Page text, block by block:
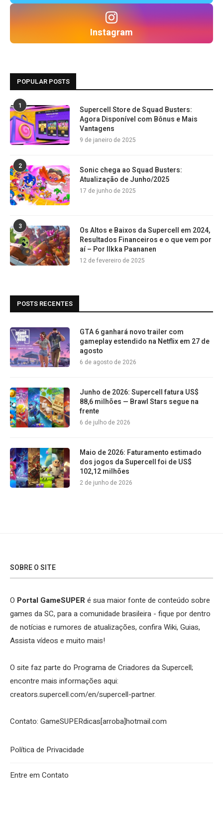
Instagram
POPULAR POSTS
1
Supercell Store de Squad Busters:
Agora Disponível com Bônus e Mais
Vantagens
9 de janeiro de 2025
2
Sonic chega ao Squad Busters:
Atualização de Junho/2025
17 de junho de 2025
3
Os Altos e Baixos da Supercell em 2024,
Resultados Financeiros e o que vem por
aí – Por Ilkka Paananen
12 de fevereiro de 2025
POSTS RECENTES
GTA 6 ganhará novo trailer com
gameplay estendido na Netflix em 27 de
agosto
6 de agosto de 2026
Junho de 2026: Supercell fatura US$
88,6 milhões — Brawl Stars segue na
frente
6 de julho de 2026
Maio de 2026: Faturamento estimado
dos jogos da Supercell foi de US$
102,12 milhões
2 de junho de 2026
SOBRE O SITE
O Portal GameSUPERé sua maior fonte de conteúdo sobre
games da SC, para a comunidade brasileira - fique por dentro
de notícias e rumores de atualizações, confira Wiki, Guias,
Assista vídeos e muito mais!
O site faz parte do Programa de Criadores da Supercell;
encontre mais informações aqui:
creators.supercell.com/en/supercell-partner.
Contato: GameSUPERdicas[arroba]hotmail.com
Política de Privacidade
Entre em Contato